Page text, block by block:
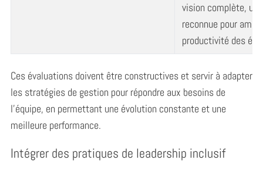
vision complète,
reconnue pour
productivité des
Ces évaluations doivent être constructives et servir à adapter
les stratégies de gestion pour répondre aux besoins de
l’équipe, en permettant une évolution constante et une
meilleure performance.
Intégrer des pratiques de leadership inclusif